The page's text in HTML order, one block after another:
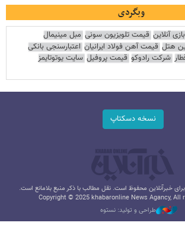
وبگردی
بازی آنلاین قیمت تلویزیون سونی مبل مینیمال
هتل قیمت آهن فولاد ایرانیان اعتبارسنجی بانکی
شرکت رادوکو قیمت پروفیل سایت یوتوتایمز
نسخه دسکتاپ
خبرآنلاین محفوظ است. نقل مطالب با ذکر منبع بلامانع است.
Copyright © 2025 khabaronline News Agancy, All
طراحی و تولید: نستوه